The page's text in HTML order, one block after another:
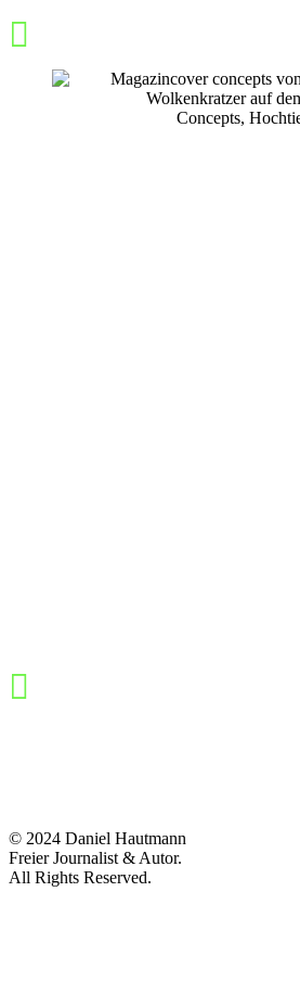
Concepts,
© 2024 Daniel Hautmann
Freier Journalist & Autor.
All Rights Reserved.